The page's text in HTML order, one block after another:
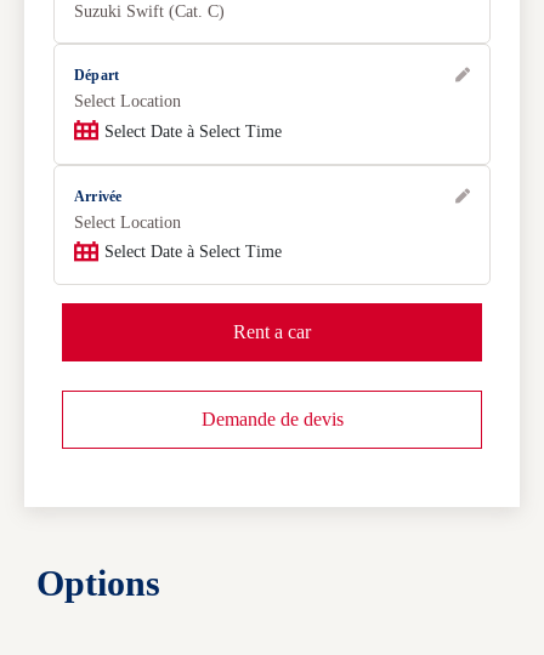
Options
Suzuki Swift (Cat. C)
Départ
Select Location
Select Date à Select Time
Arrivée
Select Location
Select Date à Select Time
Rent a car
Demande de devis